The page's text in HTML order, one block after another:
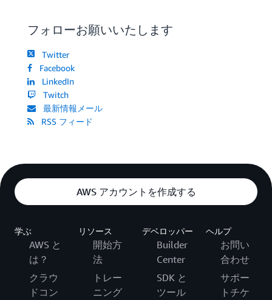
フォローお願いいたします
Twitter
Facebook
LinkedIn
Twitch
最新情報メール
RSS フィード
AWS アカウントを作成する
学ぶ
AWS と
は？
クラウ
ドコン
リソース
開始方
法
トレー
ニング
デベロッパー
Builder
Center
SDK と
ツール
ヘルプ
お問い
合わせ
サポー
トチケ